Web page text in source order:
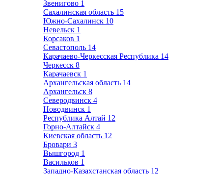
Звенигово 1
Сахалинская область 15
Южно-Сахалинск 10
Невельск 1
Корсаков 1
Севастополь 14
Карачаево-Черкесская Республика 14
Черкесск 8
Карачаевск 1
Архангельская область 14
Архангельск 8
Северодвинск 4
Новодвинск 1
Республика Алтай 12
Горно-Алтайск 4
Киевская область 12
Бровари 3
Вышгород 1
Васильков 1
Западно-Казахстанская область 12